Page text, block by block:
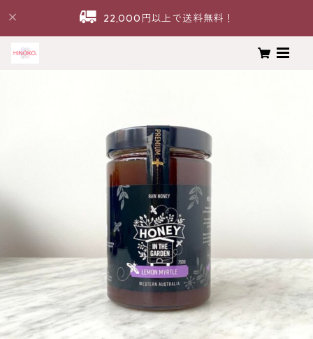
22,000円以上で送料無料！